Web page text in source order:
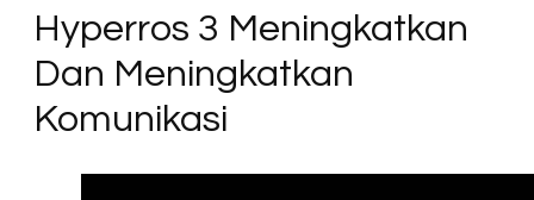
Hyperros 3 Meningkatkan
Dan Meningkatkan
Komunikasi